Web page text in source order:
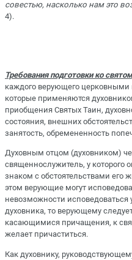
совестью, насколько нам это
4).
Требования подготовки ко
каждого верующего
которые применяются
приобщения Святых Таин,
состояния, внешних
занятость, обремененность
Духовным отцом (духовником)
священнослужитель, у которого
знаком с обстоятельствами его
этом верующие могут
невозможности исповедоваться
духовника, то верующему
касающимися причащения, к
желает причаститься.
Как духовнику,